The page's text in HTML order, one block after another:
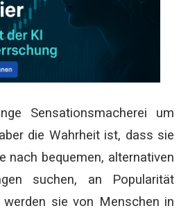
Sensationsmacherei um
die Wahrheit ist, dass sie
nach bequemen, alternativen
suchen, an Popularität
werden sie von Menschen in